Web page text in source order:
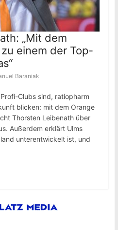
„Mit dem
einem der Top-
Baraniak
Clubs sind, ratiopharm
blicken: mit dem Orange
Thorsten Leibenath über
Außerdem erklärt Ulms
unterentwickelt ist, und